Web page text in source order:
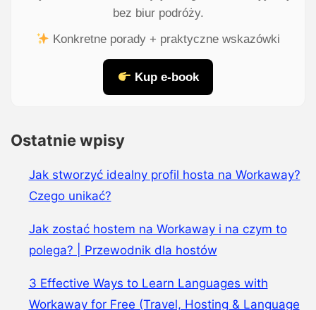
bez biur podróży.
Konkretne porady + praktyczne wskazówki
Kup e-book
Ostatnie wpisy
Jak stworzyć idealny profil hosta na Workaway?
Czego unikać?
Jak zostać hostem na Workaway i na czym to
polega? | Przewodnik dla hostów
3 Effective Ways to Learn Languages with
Workaway for Free (Travel, Hosting & Language